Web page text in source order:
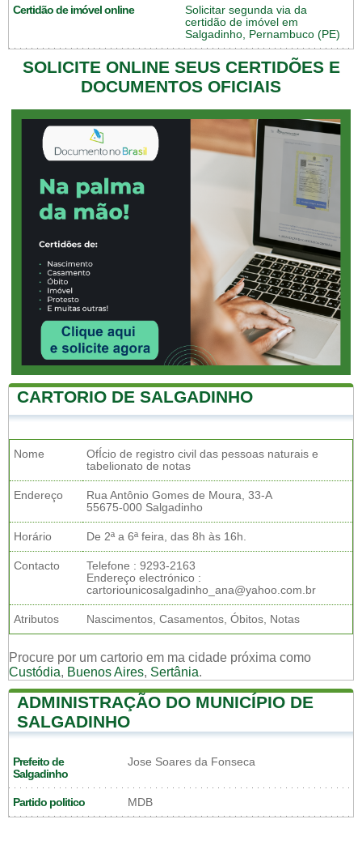
Certidão de imóvel online
Solicitar segunda via da
certidão de imóvel em
Salgadinho, Pernambuco (PE)
SOLICITE ONLINE SEUS CERTIDÕES E
DOCUMENTOS OFICIAIS
CARTORIO DE SALGADINHO
Nome
OfÍcio de registro civil das pessoas naturais e
tabelionato de notas
Endereço
Rua Antônio Gomes de Moura, 33-A
55675-000 Salgadinho
Horário De 2ª a 6ª feira, das 8h às 16h.
Contacto
Telefone : 9293-2163
Endereço electrónico :
cartoriounicosalgadinho_ana@yahoo.com.br
Atributos Nascimentos, Casamentos, Óbitos, Notas
Procure por um cartorio em ma cidade próxima como
Custódia, Buenos Aires, Sertânia.
ADMINISTRAÇÃO DO MUNICÍPIO DE
SALGADINHO
Prefeito de
Salgadinho
Jose Soares da Fonseca
Partido politico MDB